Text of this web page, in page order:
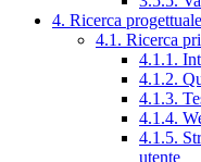
4. Ricerca progettuale
4.1. Ricerca
4.1.1.
4.1.2.
4.1.3.
4.1.4.
4.1.5.
utente